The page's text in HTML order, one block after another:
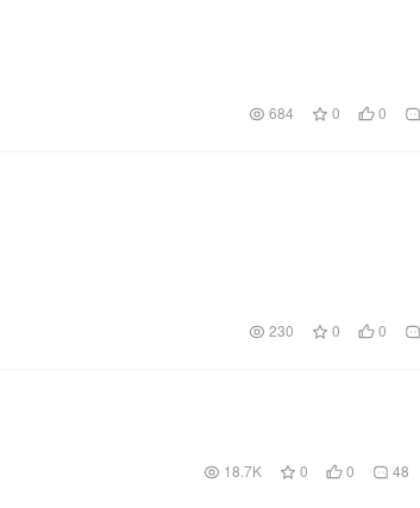
684 0 0
230 0 0
18.7K 0 0 48